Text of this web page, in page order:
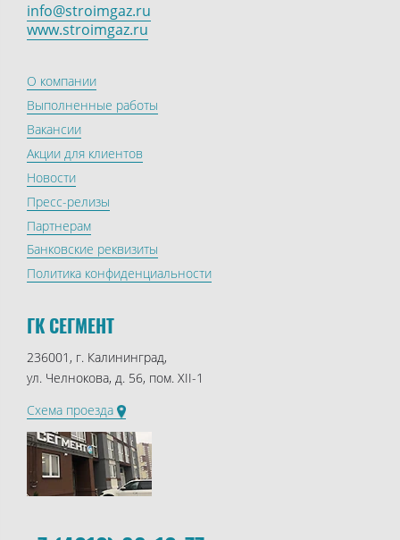
info@stroimgaz.ru
www.stroimgaz.ru
О компании
Выполненные работы
Вакансии
Акции для клиентов
Новости
Пресс-релизы
Партнерам
Банковские реквизиты
Политика конфиденциальности
ГК СЕГМЕНТ
236001, г. Калининград,
ул. Челнокова, д. 56, пом. XII-1
Схема проезда